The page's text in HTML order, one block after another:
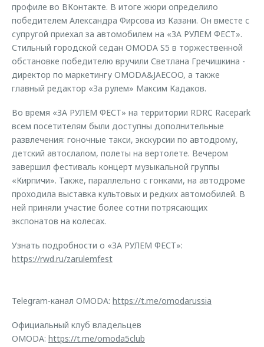
профиле во ВКонтакте. В итоге жюри определило
победителем Александра Фирсова из Казани. Он вместе с
супругой приехал за автомобилем на «ЗА РУЛЕМ ФЕСТ».
Стильный городской седан OMODA S5 в торжественной
обстановке победителю вручили Светлана Гречишкина -
директор по маркетингу OMODA&JAECOO, а также
главный редактор «За рулем» Максим Кадаков.
Во время «ЗА РУЛЕМ ФЕСТ» на территории RDRC Racepark
всем посетителям были доступны дополнительные
развлечения: гоночные такси, экскурсии по автодрому,
детский автослалом, полеты на вертолете. Вечером
завершил фестиваль концерт музыкальной группы
«Кирпичи». Также, параллельно с гонками, на автодроме
проходила выставка культовых и редких автомобилей. В
ней приняли участие более сотни потрясающих
экспонатов на колесах.
Узнать подробности о «ЗА РУЛЕМ ФЕСТ»:
https://rwd.ru/zarulemfest
Telegram-канал OMODA: https://t.me/omodarussia
Официальный клуб владельцев
OMODA: https://t.me/omoda5club